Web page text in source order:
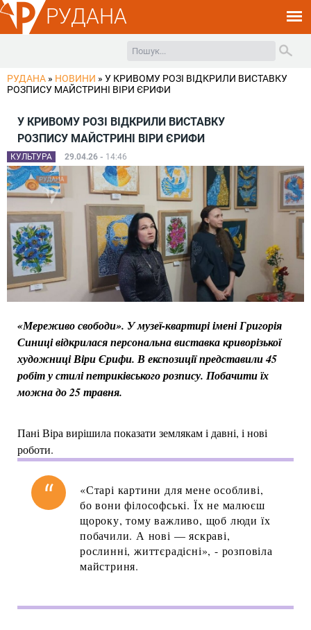
РУДАНА
РУДАНА » НОВИНИ » У КРИВОМУ РОЗІ ВІДКРИЛИ ВИСТАВКУ
РОЗПИСУ МАЙСТРИНІ ВІРИ ЄРИФИ
У КРИВОМУ РОЗІ ВІДКРИЛИ ВИСТАВКУ
РОЗПИСУ МАЙСТРИНІ ВІРИ ЄРИФИ
КУЛЬТУРА 29.04.26 - 14:46
«Мереживо свободи». У музеї-квартирі імені Григорія
Синиці відкрилася персональна виставка криворізької
художниці Віри Єрифи. В експозиції представили 45
робіт у стилі петриківського розпису. Побачити їх
можна до 25 травня.
Пані Віра вирішила показати землякам і давні, і нові
роботи.
«Старі картини для мене особливі,
бо вони філософські. Їх не малюєш
щороку, тому важливо, щоб люди їх
побачили. А нові — яскраві,
рослинні, життєрадісні», - розповіла
майстриня.